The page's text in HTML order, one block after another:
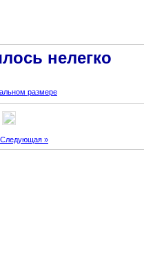
нелегко
размере
Следующая »